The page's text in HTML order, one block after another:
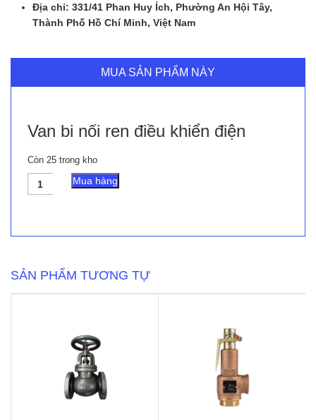
Địa chỉ: 331/41 Phan Huy Ích, Phường An Hội Tây,
Thành Phố Hồ Chí Minh, Việt Nam
MUA SẢN PHẨM NÀY
Van bi nối ren điều khiển điện
Còn 25 trong kho
Van
bi
lượng
Mua hàng
SẢN PHẨM TƯƠNG TỰ